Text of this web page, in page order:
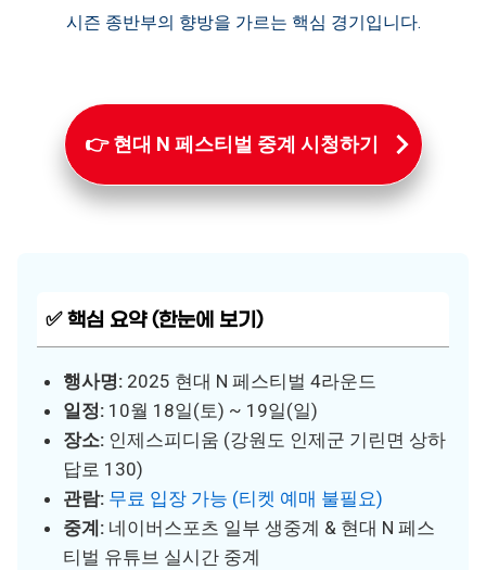
시즌 종반부의 향방을 가르는 핵심 경기입니다.
👉 현대 N 페스티벌 중계 시청하기
✅ 핵심 요약 (한눈에 보기)
행사명: 2025 현대 N 페스티벌 4라운드
일정: 10월 18일(토) ~ 19일(일)
장소: 인제스피디움 (강원도 인제군 기린면 상하
답로 130)
관람: 무료 입장 가능 (티켓 예매 불필요)
중계: 네이버스포츠 일부 생중계 & 현대 N 페스
티벌 유튜브 실시간 중계